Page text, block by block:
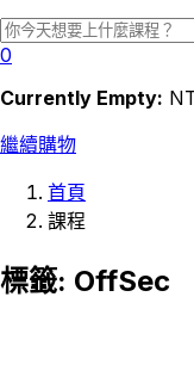
0
Currently Empty:
繼續購物
首頁
課程
標籤: OffSec